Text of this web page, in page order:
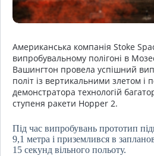
Американська компанія Stoke
випробувальному полігоні в
Вашингтон провела успішний
політ із вертикальними злетом і
демонстратора технологій
ступеня ракети Hopper 2.
Під час випробувань прототип
9,1 метра і приземлився в
15 секунд вільного польоту.